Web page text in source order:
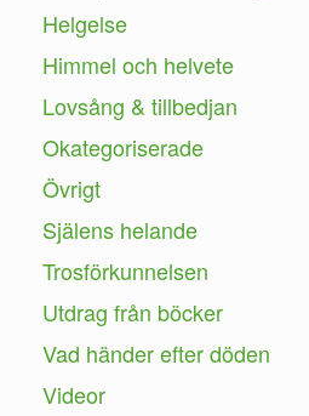
Helgelse
Himmel och helvete
Lovsång & tillbedjan
Okategoriserade
Övrigt
Själens helande
Trosförkunnelsen
Utdrag från böcker
Vad händer efter döden
Videor